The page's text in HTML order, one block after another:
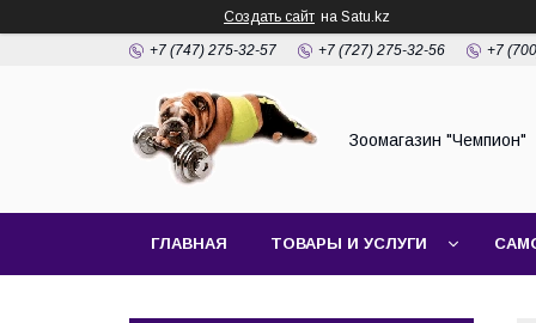
Создать сайт на Satu.kz
+7 (747) 275-32-57 +7 (727) 275-32-56 +7
Зоомагазин "Чемпион"
ГЛАВНАЯ ТОВАРЫ И УСЛУГИ